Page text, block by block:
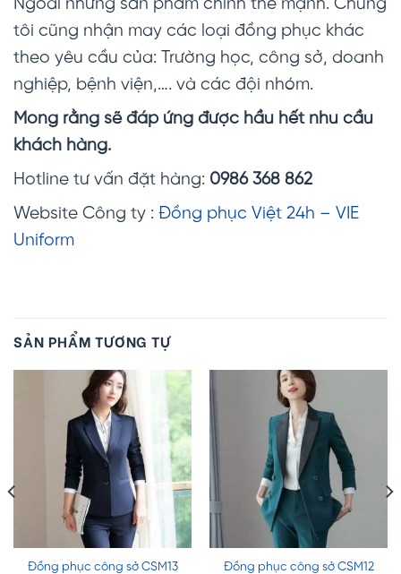
Ngoài những sản phẩm chính thế mạnh. Chúng
tôi cũng nhận may các loại đồng phục khác
theo yêu cầu của: Trường học, công sở, doanh
nghiệp, bệnh viện,…. và các đội nhóm.
Mong rằng sẽ đáp ứng được hầu hết nhu cầu
khách hàng.
Hotline tư vấn đặt hàng: 0986 368 862
Website Công ty : Đồng phục Việt 24h – VIE
Uniform
SẢN PHẨM TƯƠNG TỰ
Đồng phục công sở CSM13 Đồng phục công sở CSM12